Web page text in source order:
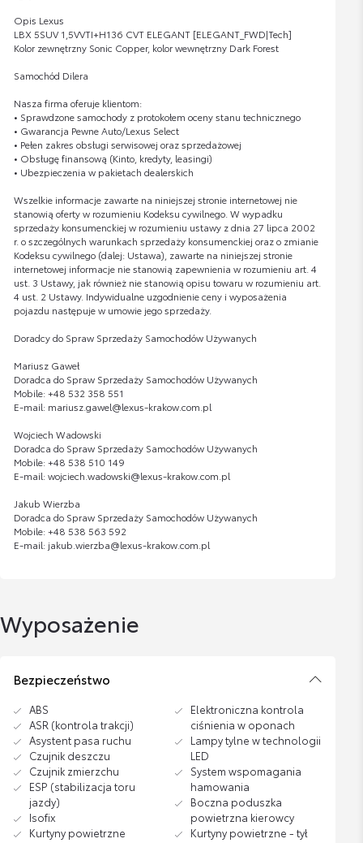
Opis Lexus
LBX 5SUV 1,5VVTI+H136 CVT ELEGANT [ELEGANT_FWD|Tech]
Kolor zewnętrzny Sonic Copper, kolor wewnętrzny Dark Forest
Samochód Dilera
Nasza firma oferuje klientom:
• Sprawdzone samochody z protokołem oceny stanu technicznego
• Gwarancja Pewne Auto/Lexus Select
• Pełen zakres obsługi serwisowej oraz sprzedażowej
• Obsługę finansową (Kinto, kredyty, leasingi)
• Ubezpieczenia w pakietach dealerskich
Wszelkie informacje zawarte na niniejszej stronie internetowej nie
stanowią oferty w rozumieniu Kodeksu cywilnego. W wypadku
sprzedaży konsumenckiej w rozumieniu ustawy z dnia 27 lipca 2002
r. o szczególnych warunkach sprzedaży konsumenckiej oraz o zmianie
Kodeksu cywilnego (dalej: Ustawa), zawarte na niniejszej stronie
internetowej informacje nie stanowią zapewnienia w rozumieniu art. 4
ust. 3 Ustawy, jak również nie stanowią opisu towaru w rozumieniu art.
4 ust. 2 Ustawy. Indywidualne uzgodnienie ceny i wyposażenia
pojazdu następuje w umowie jego sprzedaży.
Doradcy do Spraw Sprzedaży Samochodów Używanych
Mariusz Gaweł
Doradca do Spraw Sprzedaży Samochodów Używanych
Mobile: +48 532 358 551
E-mail: mariusz.gawel@lexus-krakow.com.pl
Wojciech Wadowski
Doradca do Spraw Sprzedaży Samochodów Używanych
Mobile: +48 538 510 149
E-mail: wojciech.wadowski@lexus-krakow.com.pl
Jakub Wierzba
Doradca do Spraw Sprzedaży Samochodów Używanych
Mobile: +48 538 563 592
E-mail: jakub.wierzba@lexus-krakow.com.pl
Wyposażenie
Bezpieczeństwo
ABS
ASR (kontrola trakcji)
Asystent pasa ruchu
Czujnik deszczu
Czujnik zmierzchu
ESP (stabilizacja toru
jazdy)
Isofix
Kurtyny powietrzne
Elektroniczna kontrola
ciśnienia w oponach
Lampy tylne w technologii
LED
System wspomagania
hamowania
Boczna poduszka
powietrzna kierowcy
Kurtyny powietrzne - tył